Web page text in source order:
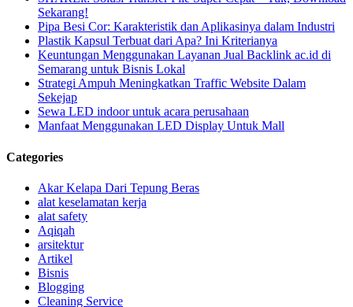
Sekarang!
Pipa Besi Cor: Karakteristik dan Aplikasinya dalam Industri
Plastik Kapsul Terbuat dari Apa? Ini Kriterianya
Keuntungan Menggunakan Layanan Jual Backlink ac.id di
Semarang untuk Bisnis Lokal
Strategi Ampuh Meningkatkan Traffic Website Dalam
Sekejap
Sewa LED indoor untuk acara perusahaan
Manfaat Menggunakan LED Display Untuk Mall
Categories
Akar Kelapa Dari Tepung Beras
alat keselamatan kerja
alat safety
Aqiqah
arsitektur
Artikel
Bisnis
Blogging
Cleaning Service